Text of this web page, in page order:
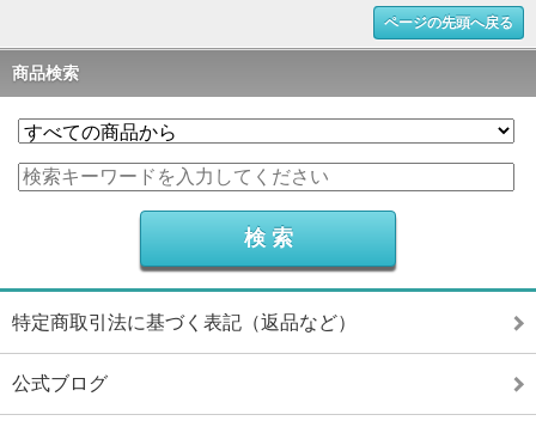
ページの先頭へ戻る
商品検索
特定商取引法に基づく表記（返品など）
公式ブログ